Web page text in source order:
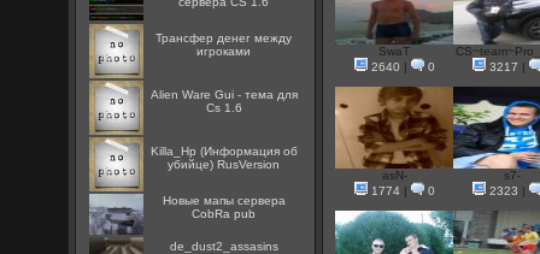
Трансфер денег между
игроками
Alien Ware Gui - тема для
Cs 1.6
Killa_Hp (Информация об
убийце) RusVersion
Новые мапы сервера
CobRa pub
de_dust2_assasins
SwaT
2640
0
3217
asN-
1774| 0
s7-
2323